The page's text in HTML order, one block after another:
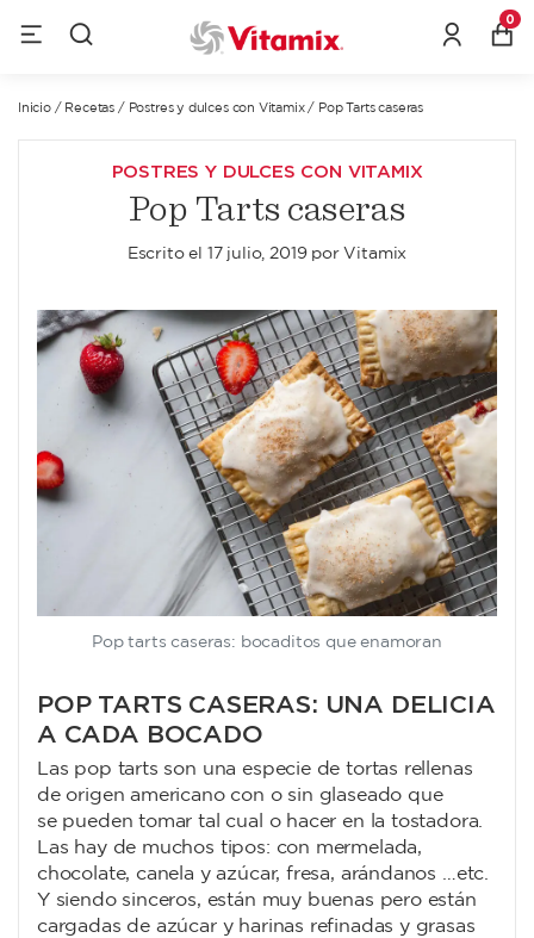
0
Inicio/ Recetas / Postres y dulces con Vitamix/ Pop Tarts caseras
POSTRES Y DULCES CON VITAMIX
Pop Tarts caseras
Escrito el 17 julio, 2019por Vitamix
Pop tarts caseras: bocaditos que enamoran
POP TARTS CASERAS: UNA DELICIA
A CADA BOCADO
Las pop tarts son una especie de tortas rellenas
de origen americano con o sin glaseado que
se pueden tomar tal cual o hacer en la tostadora.
Las hay de muchos tipos: con mermelada,
chocolate, canela y azúcar, fresa, arándanos …etc.
Y siendo sinceros, están muy buenas pero están
cargadas de azúcar y harinas refinadas y grasas